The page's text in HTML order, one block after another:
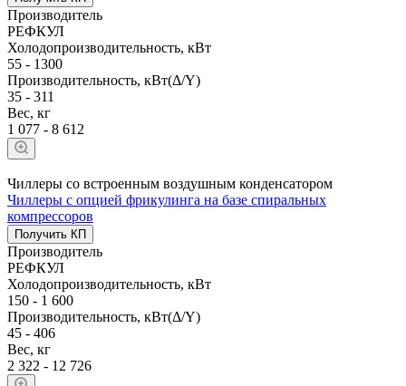
Производитель
РЕФКУЛ
Холодопроизводительность, кВт
55 - 1300
Производительность, кВт(Δ/Y)
35 - 311
Вес, кг
1 077 - 8 612
Чиллеры со встроенным воздушным конденсатором
Чиллеры с опцией фрикулинга на базе спиральных
компрессоров
Получить КП
Производитель
РЕФКУЛ
Холодопроизводительность, кВт
150 - 1 600
Производительность, кВт(Δ/Y)
45 - 406
Вес, кг
2 322 - 12 726